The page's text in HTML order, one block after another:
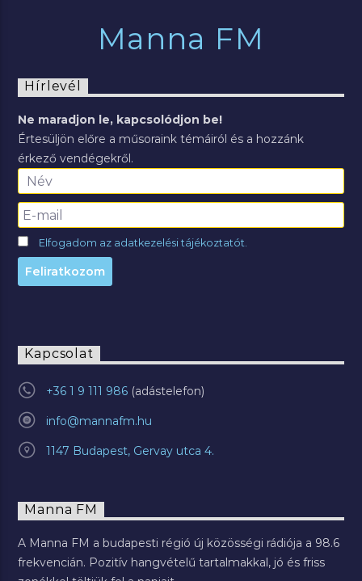
Manna FM
Hírlevél
Ne maradjon le, kapcsolódjon be!
Értesüljön előre a műsoraink témáiról és a hozzánk
érkező vendégekről.
Elfogadom az adatkezelési tájékoztatót.
Kapcsolat
+36 1 9 111 986
info@mannafm.hu
1147 Budapest, Gervay utca 4.
Manna FM
A Manna FM a budapesti régió új közösségi rádiója a 98.6
frekvencián. Pozitív hangvételű tartalmakkal, jó és friss